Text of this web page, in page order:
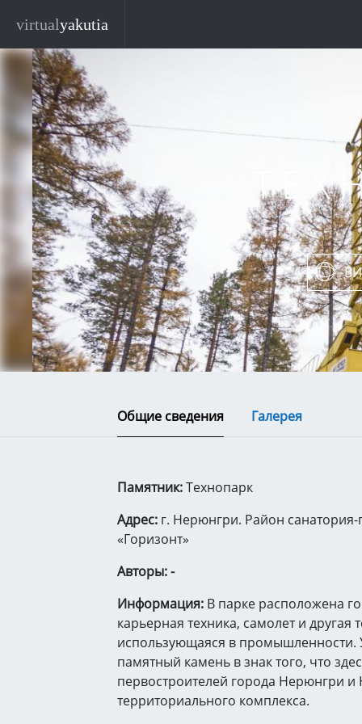
virtualyakutia
Общие сведения Галерея
Памятник:Технопарк
Адрес: г. Нерюнгри. Район
«Горизонт»
Авторы: -
Информация: В парке расположена
карьерная техника, самолет и другая
использующаяся в промышленности.
памятный камень в знак того, что
первостроителей города Нерюнгри
территориального комплекса.